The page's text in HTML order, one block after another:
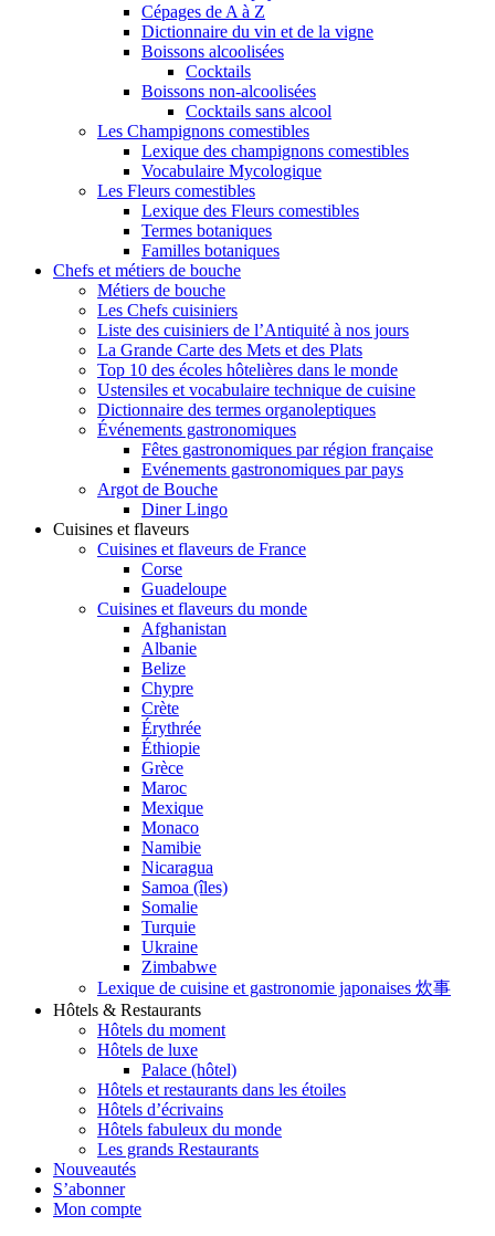
Cépages de A à Z
Dictionnaire du vin et de la vigne
Boissons alcoolisées
Cocktails
Boissons non-alcoolisées
Cocktails sans alcool
Les Champignons comestibles
Lexique des champignons comestibles
Vocabulaire Mycologique
Les Fleurs comestibles
Lexique des Fleurs comestibles
Termes botaniques
Familles botaniques
Chefs et métiers de bouche
Métiers de bouche
Les Chefs cuisiniers
Liste des cuisiniers de l’Antiquité à nos jours
La Grande Carte des Mets et des Plats
Top 10 des écoles hôtelières dans le monde
Ustensiles et vocabulaire technique de cuisine
Dictionnaire des termes organoleptiques
Événements gastronomiques
Fêtes gastronomiques par région française
Evénements gastronomiques par pays
Argot de Bouche
Diner Lingo
Cuisines et flaveurs
Cuisines et flaveurs de France
Corse
Guadeloupe
Cuisines et flaveurs du monde
Afghanistan
Albanie
Belize
Chypre
Crète
Érythrée
Éthiopie
Grèce
Maroc
Mexique
Monaco
Namibie
Nicaragua
Samoa (îles)
Somalie
Turquie
Ukraine
Zimbabwe
Lexique de cuisine et gastronomie japonaises 炊事
Hôtels & Restaurants
Hôtels du moment
Hôtels de luxe
Palace (hôtel)
Hôtels et restaurants dans les étoiles
Hôtels d’écrivains
Hôtels fabuleux du monde
Les grands Restaurants
Nouveautés
S’abonner
Mon compte